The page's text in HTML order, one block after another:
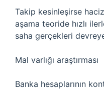
Takip kesinleşirse
aşama teoride hızlı
saha gerçekleri
Mal varlığı araştırması
Banka hesaplarının